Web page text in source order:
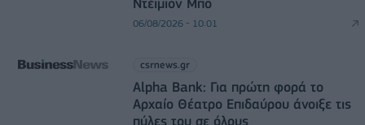
Ντέιμιον Μπο
06/08/2026 - 10:01
csrnews.gr
Alpha Bank: Για πρώτη φορά το
Αρχαίο Θέατρο Επιδαύρου άνοιξε τις
πύλες του σε όλους